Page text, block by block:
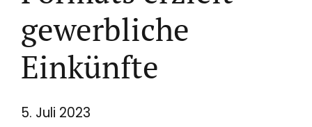
gewerbliche
Einkünfte
5. Juli 2023